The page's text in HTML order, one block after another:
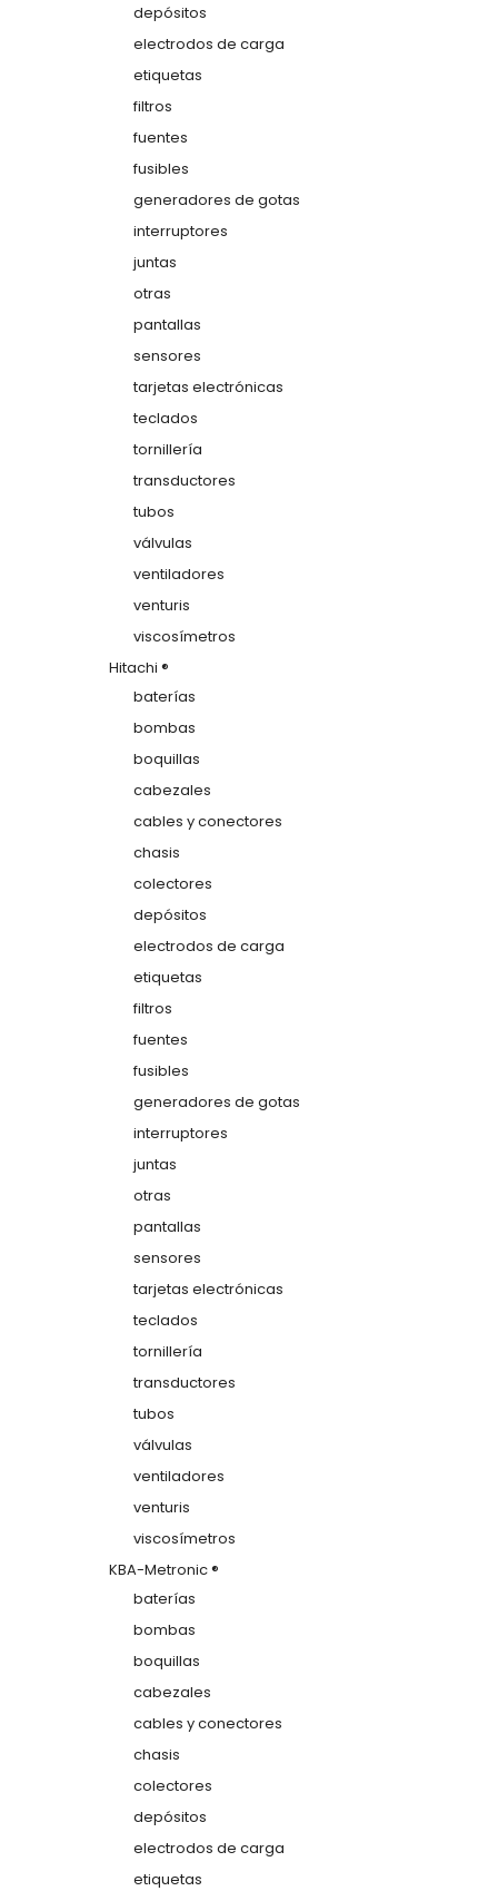
depósitos
electrodos de carga
etiquetas
filtros
fuentes
fusibles
generadores de gotas
interruptores
juntas
otras
pantallas
sensores
tarjetas electrónicas
teclados
tornillería
transductores
tubos
válvulas
ventiladores
venturis
viscosímetros
Hitachi ®
baterías
bombas
boquillas
cabezales
cables y conectores
chasis
colectores
depósitos
electrodos de carga
etiquetas
filtros
fuentes
fusibles
generadores de gotas
interruptores
juntas
otras
pantallas
sensores
tarjetas electrónicas
teclados
tornillería
transductores
tubos
válvulas
ventiladores
venturis
viscosímetros
KBA-Metronic ®
baterías
bombas
boquillas
cabezales
cables y conectores
chasis
colectores
depósitos
electrodos de carga
etiquetas